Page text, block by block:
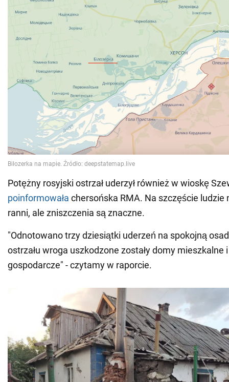
Potężny rosyjski ostrzał uderzył również w wioskę
poinformowała chersońska RMA. Na szczęście ludzie
ranni, ale zniszczenia są znaczne.
"Odnotowano trzy dziesiątki uderzeń na spokojną
ostrzału wroga uszkodzone zostały domy mieszkalne
gospodarcze" - czytamy w raporcie.